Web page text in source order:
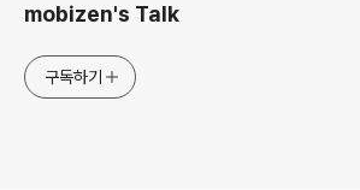
mobizen's Talk
구독하기